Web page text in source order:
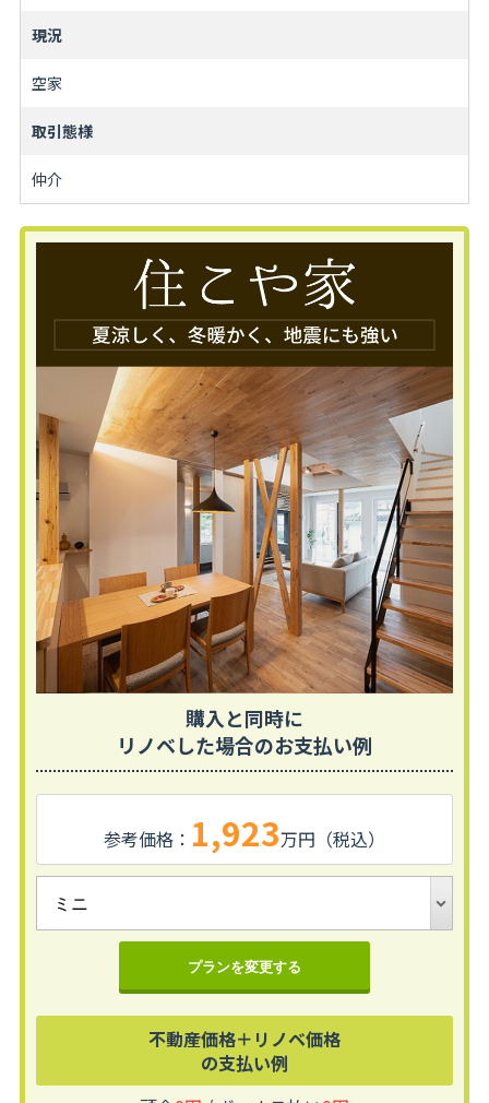
現況
空家
取引態様
仲介
購入と同時に
リノベした場合のお支払い例
参考価格： 1,923万円（税込）
プランを変更する
不動産価格＋リノベ価格
の支払い例